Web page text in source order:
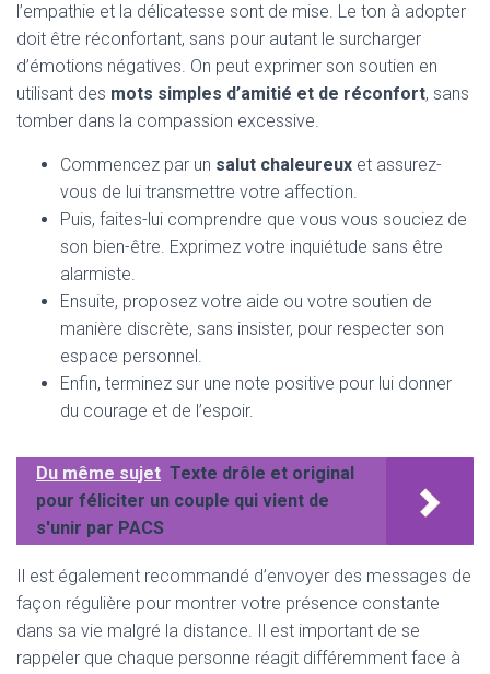
l’empathie et la délicatesse sont de mise. Le ton à adopter
doit être réconfortant, sans pour autant le surcharger
d’émotions négatives. On peut exprimer son soutien en
utilisant des mots simples d’amitié et de réconfort, sans
tomber dans la compassion excessive.
Commencez par un salut chaleureux et assurez-
vous de lui transmettre votre affection.
Puis, faites-lui comprendre que vous vous souciez de
son bien-être. Exprimez votre inquiétude sans être
alarmiste.
Ensuite, proposez votre aide ou votre soutien de
manière discrète, sans insister, pour respecter son
espace personnel.
Enfin, terminez sur une note positive pour lui donner
du courage et de l’espoir.
Du même sujet Texte drôle et original
pour féliciter un couple qui vient de
s'unir par PACS
Il est également recommandé d’envoyer des messages de
façon régulière pour montrer votre présence constante
dans sa vie malgré la distance. Il est important de se
rappeler que chaque personne réagit différemment face à